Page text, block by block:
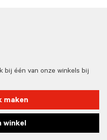
bij één van onze winkels bij
maken
winkel